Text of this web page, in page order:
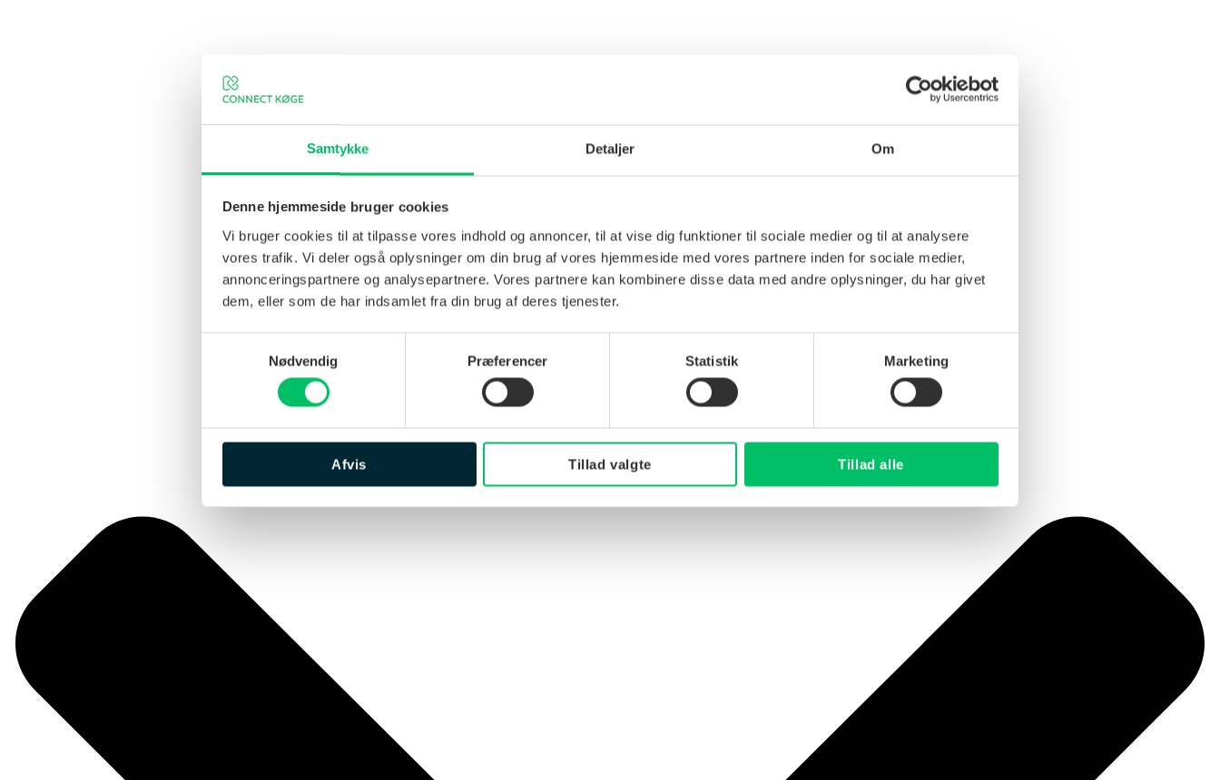
Samtykke Detaljer Om
Denne hjemmeside bruger cookies
Vi bruger cookies til at tilpasse vores indhold og annoncer, til at vise dig funktioner til sociale medier og til at analysere
vores trafik. Vi deler også oplysninger om din brug af vores hjemmeside med vores partnere inden for sociale medier,
annonceringspartnere og analysepartnere. Vores partnere kan kombinere disse data med andre oplysninger, du har givet
dem, eller som de har indsamlet fra din brug af deres tjenester.
Nødvendig
Præferencer Statistik Marketing
Afvis Tillad valgte Tillad alle